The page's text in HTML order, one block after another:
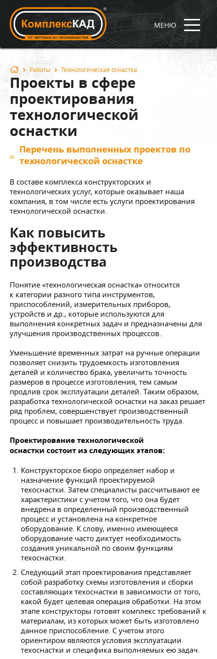
МЕНЮ
Работы Технологическая оснастка
Проекты в сфере
проектирования
технологической
оснастки
Перечень выполненных проектов по
технологической оснастке
В составе комплекса конструкторских и
технологических услуг, которые оказывает наша
компания, в том числе есть услуги проектирования
технологической оснастки.
Как повысить
эффективность
производства
Понятие «технологическая оснастка» относится
к категории разного типа инструментов,
приспособлений, измерительных приборов,
устройств и др., которые используются для
выполнения конкретных задач и предназначены для
улучшения производственных процессов.
Уменьшение временных затрат на ручные операции
позволяет снизить трудоемкость изготовления
деталей и количество брака, увеличить точность
размеров в процессе изготовления, тем самым
продлив срок эксплуатации деталей. Таким образом,
разработка технологической оснастки на заказ решает
ряд проблем, совершенствует производственный
процесс и повышает производительность труда.
Проектирование технологической
оснастки состоит из следующих этапов:
Конструкторское бюро определяет набор и
назначение функций проектируемой
техоснастки. Затем специалисты рассчитывают ее
характеристики с учетом того, что она будет
внедрена в определенный производственный
процесс и установлена на конкретное
оборудование. К слову, именно имеющееся
оборудование часто диктует необходимость
создания уникальной по своим функциям
техоснастки.
Следующий этап проектирования представляет
собой разработку схемы изготовления и сборки
составляющих техоснастки в зависимости от того,
какой будет целевая операция обработки. На этом
этапе конструкторы готовят комплекс требований к
материалам, из которых может быть изготовлено
данное приспособление. С учетом этого
ориентиром являются условия эксплуатации
техоснастки и специфика выполняемых ею задач.